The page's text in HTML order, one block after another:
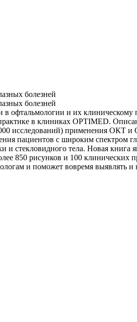
болезней
болезней
и их клиническому
в клиниках OPTIMED.
исследований) применения ОКТ
пациентов с широким спектром
стекловидного тела. Новая книга
850 рисунков и 100 клинических
и поможет вовремя выявлять и